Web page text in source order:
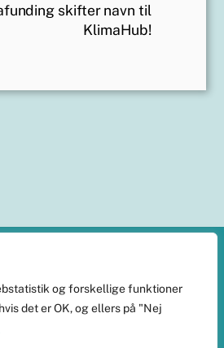
og forskellige funktioner
det er OK, og ellers på "Nej
skifter navn til
KlimaHub!
Top